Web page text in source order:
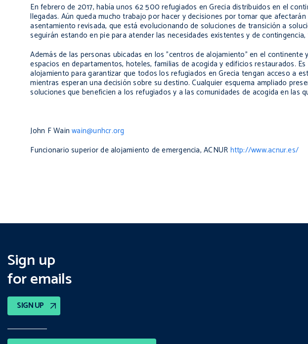
En febrero de 2017, había unos 62 500 refugiados en Grecia distribuidos en el
llegadas. Aún queda mucho trabajo por hacer y decisiones por tomar que
asentamiento revisada, que está evolucionando de soluciones de transición a
seguirán estando en pie para atender las necesidades existentes y de
Además de las personas ubicadas en los "centros de alojamiento" en el
espacios en departamentos, hoteles, familias de acogida y edificios restaurados.
alojamiento para garantizar que todos los refugiados en Grecia tengan acceso a
mientras esperan una decisión sobre su destino. Cualquier esquema ampliado
soluciones que beneficien a los refugiados y a las comunidades de acogida en las
John F Wainwain@unhcr.org
Funcionario superior de alojamiento de emergencia, ACNUR http://www.acnur.es/
Sign up
for emails
SIGN UP